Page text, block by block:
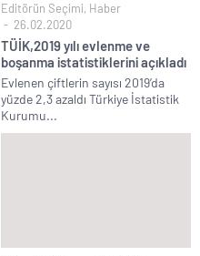
Editörün Seçimi, Haber
26.02.2020
TÜİK,2019 yılı evlenme ve
boşanma istatistiklerini açıkladı
Evlenen çiftlerin sayısı 2019’da
yüzde 2,3 azaldı Türkiye İstatistik
Kurumu...